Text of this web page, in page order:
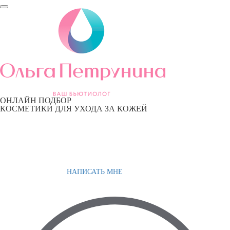
ОНЛАЙН ПОДБОР
КОСМЕТИКИ ДЛЯ УХОДА ЗА КОЖЕЙ
НАПИСАТЬ МНЕ